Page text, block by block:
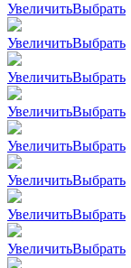
УвеличитьВыбрать
УвеличитьВыбрать
УвеличитьВыбрать
УвеличитьВыбрать
УвеличитьВыбрать
УвеличитьВыбрать
УвеличитьВыбрать
УвеличитьВыбрать